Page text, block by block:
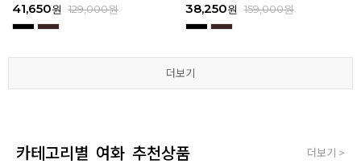
67,150원 179,000원 62,900원 179,000원
더보기
41,650원 129,000원 38,250원 159,000원
더보기
38,250원 129,000원 39,200원 159,000원
더보기
41,650원 129,000원 41,650원 129,000원
더보기
67,150원 179,000원 62,900원 179,000원
더보기
41,650원 129,000원 38,250원 159,000원
더보기
카테고리별 여화 추천상품 더보기 >